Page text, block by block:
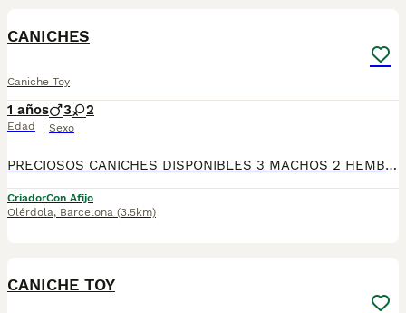
CANICHES
Caniche Toy
1 años
Edad
3 2
Sexo
PRECIOSOS CANICHES DISPONIBLES 3 MACHOS 2 HEMBRAS TODOS NUESTROS CACHORROS SON ENTREGADOS CON SU RESPECTIVO MICROCHIP, PREGUNTA Y VEN A VISITARNOS SIN COMPROMISO,
CriadorCon Afijo
Olérdola, Barcelona (3.5km)
CANICHE TOY